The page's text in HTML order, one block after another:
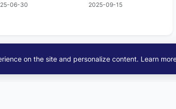
06-30
2025-09-15
on the site and personalize content. Learn